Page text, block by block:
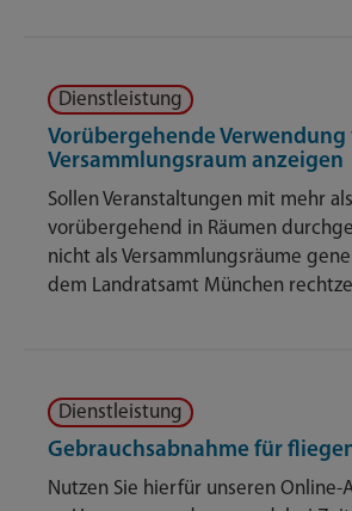
Dienstleistung
Vorübergehende Verwendung
Versammlungsraum anzeigen
Sollen Veranstaltungen mit mehr
vorübergehend in Räumen
nicht als Versammlungsräume
dem Landratsamt München
Dienstleistung
Gebrauchsabnahme für
Nutzen Sie hierfür unseren